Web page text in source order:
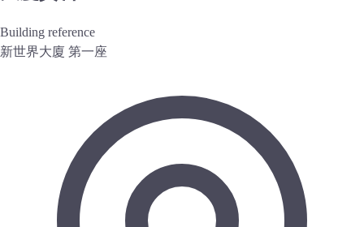
Building reference
新世界大廈 第一座